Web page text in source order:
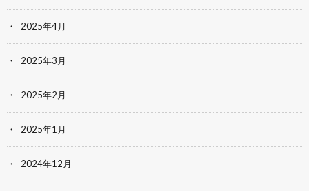
2025年4月
2025年3月
2025年2月
2025年1月
2024年12月